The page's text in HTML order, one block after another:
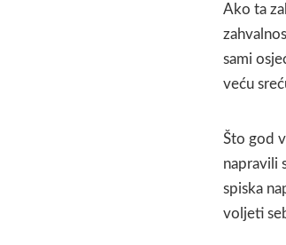
Ako ta
sami
veću
Što god
napravili
spiska
voljeti